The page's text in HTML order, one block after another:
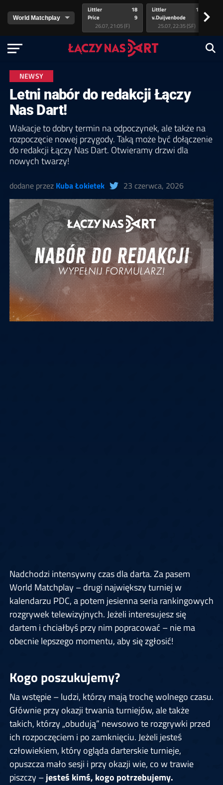
Littler
Price
18
9
26.07, 21:05 (F)
Littler
v.Duijvenbode
17
25.07, 22:35 (SF)
>
NEWSY
Letni nabór do redakcji Łączy
Nas Dart!
Wakacje to dobry termin na odpoczynek, ale także na
rozpoczęcie nowej przygody. Taką może być dołączenie
do redakcji Łączy Nas Dart. Otwieramy drzwi dla
nowych twarzy!
dodane przez Kuba Łokietek 23 czerwca, 2026
Nadchodzi intensywny czas dla darta. Za pasem
World Matchplay – drugi największy turniej w
kalendarzu PDC, a potem jesienna seria rankingowych
rozgrywek telewizyjnych. Jeżeli interesujesz się
dartem i chciałbyś przy nim popracować – nie ma
obecnie lepszego momentu, aby się zgłosić!
Kogo poszukujemy?
Na wstępie – ludzi, którzy mają trochę wolnego czasu.
Głównie przy okazji trwania turniejów, ale także
takich, którzy „obudują” newsowo te rozgrywki przed
ich rozpoczęciem i po zamknięciu. Jeżeli jesteś
człowiekiem, który ogląda darterskie turnieje,
opuszcza mało sesji i przy okazji wie, co w trawie
piszczy –jesteś kimś, kogo potrzebujemy.